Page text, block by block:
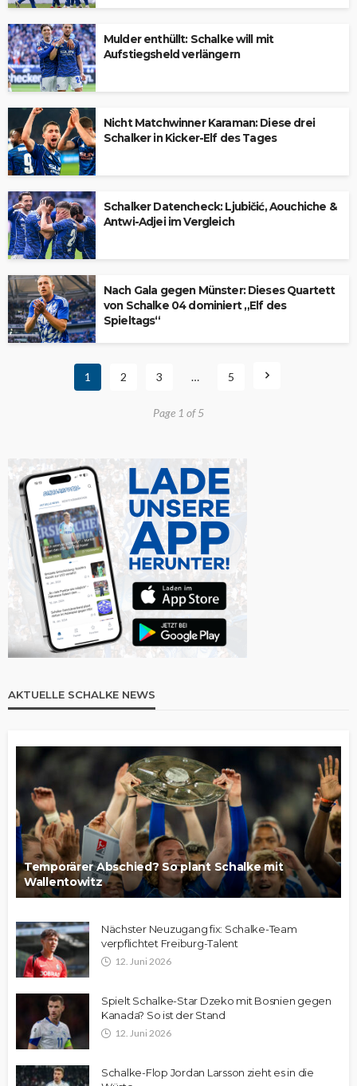
Mulder enthüllt: Schalke will mit
Aufstiegsheld verlängern
Nicht Matchwinner Karaman: Diese drei
Schalker in Kicker-Elf des Tages
Schalker Datencheck: Ljubičić, Aouchiche &
Antwi-Adjei im Vergleich
Nach Gala gegen Münster: Dieses Quartett
von Schalke 04 dominiert „Elf des
Spieltags“
1 2 3 … 5
Page 1 of 5
AKTUELLE SCHALKE NEWS
Temporärer Abschied? So plant Schalke mit
Wallentowitz
Nächster Neuzugang fix: Schalke-Team
verpflichtet Freiburg-Talent
12. Juni 2026
Spielt Schalke-Star Dzeko mit Bosnien gegen
Kanada? So ist der Stand
12. Juni 2026
Schalke-Flop Jordan Larsson zieht es in die